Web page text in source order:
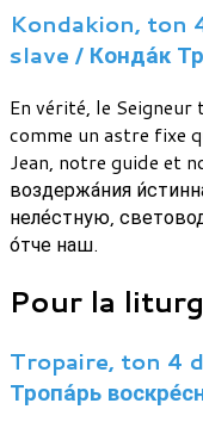
Kondakion, ton
slave / Конда́к
En vérité, le
comme un astre fixe
Jean, notre guide et
воздержа́ния
неле́стную,
о́тче наш.
Pour la
Tropaire, ton 4
Тропа́рь